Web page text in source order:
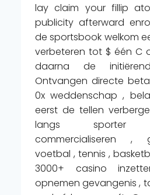
lay claim your fillip
publicity afterward
de sportsbook welkom
verbeteren tot $ één C
daarna de
Ontvangen directe
0x weddenschap ,
eerst de tellen
langs sporter
commercialiseren ,
voetbal , tennis ,
3000+ casino
opnemen gevangenis ,